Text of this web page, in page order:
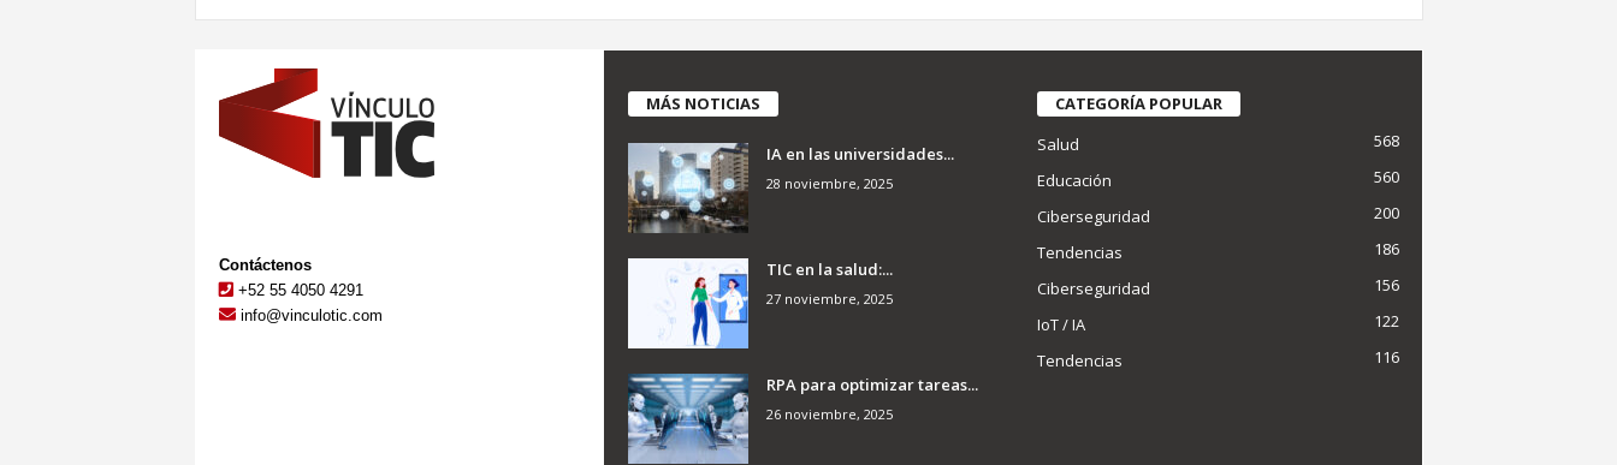
Contáctenos
+52 55 4050 4291
info@vinculotic.com
MÁS NOTICIAS
IA en las universidades...
28 noviembre, 2025
TIC en la salud:...
27 noviembre, 2025
RPA para optimizar tareas...
26 noviembre, 2025
CATEGORÍA POPULAR
Salud
568
Educación
560
Ciberseguridad
200
Tendencias
186
Ciberseguridad
156
IoT / IA
122
Tendencias
116